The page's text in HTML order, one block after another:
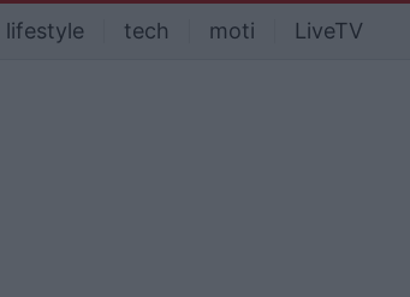
lifestyle tech moti LiveTV